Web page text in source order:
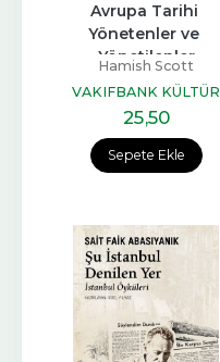
Sepete Ekle
Avrupa Tarihi
Yönetenler ve
Yönetilenler
Hamish Scott
VAKIFBANK KÜLTÜR
YAYINLARI
25,50